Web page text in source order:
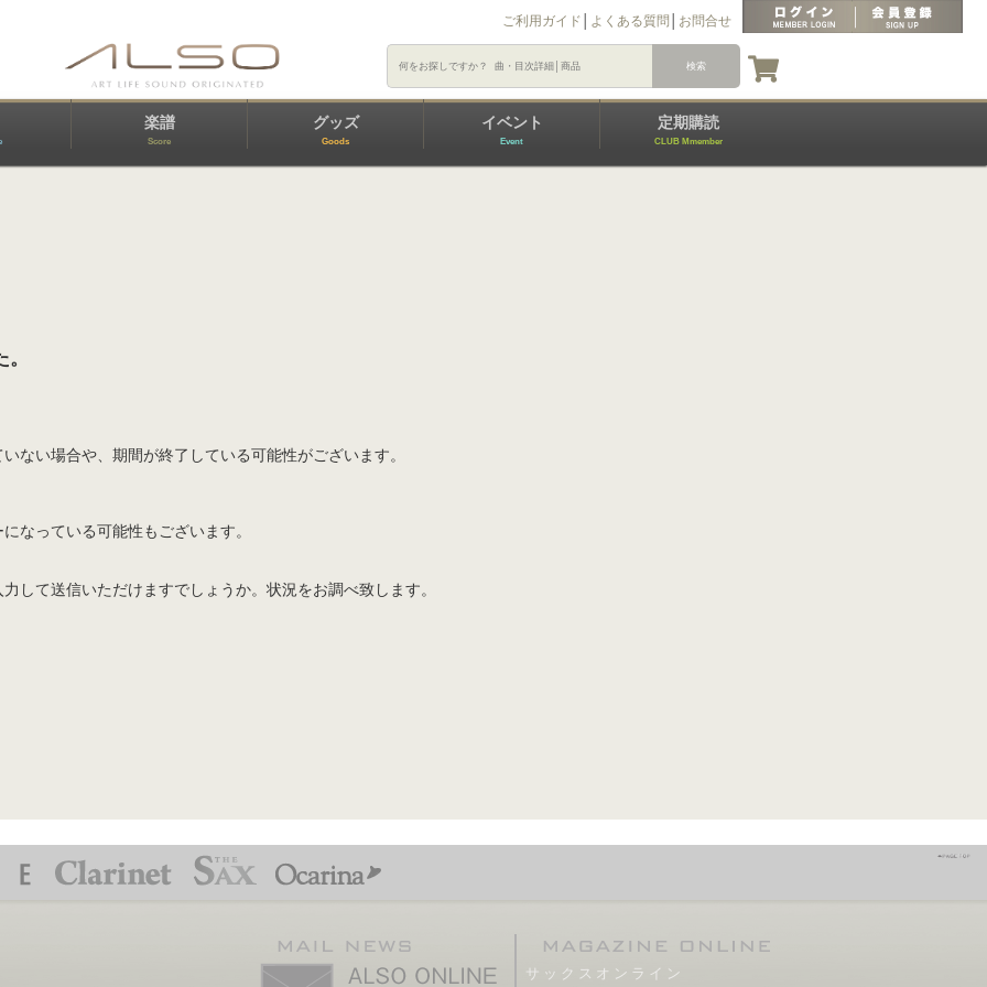
ご利用ガイド よくある質問 お問合せ
楽譜
Score
グッズ
Goods
イベント
Event
定期購読
CLUB Mmember
ない場合や、期間が終了している可能性がございます。
なっている可能性もございます。
して送信いただけますでしょうか。状況をお調べ致します。
サックスオンライン